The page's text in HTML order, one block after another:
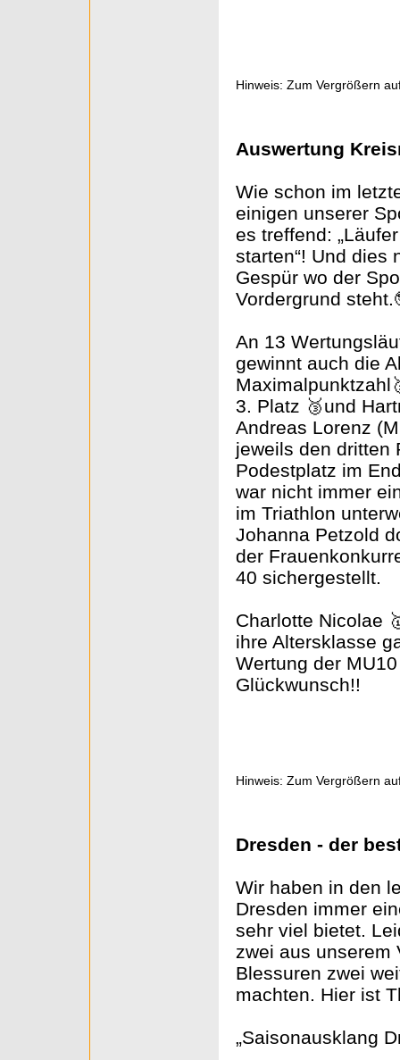
Hinweis: Zum Vergrößern
Auswertung
Wie schon im
einigen unserer
es treffend:
starten“! Und dies
Gespür wo der
Vordergrund
An 13
gewinnt auch die
3. Platz 🥉und
Andreas Lorenz
jeweils den dritten
Podestplatz im
war nicht immer
im Triathlon
Johanna Petzold
der
40 sichergestellt.
Charlotte Nicolae
ihre Altersklasse
Wertung der
Glückwunsch!!
Hinweis: Zum Vergrößern
Dresden - der
Wir haben in den
Dresden immer
sehr viel bietet.
zwei aus unserem
Blessuren zwei
machten. Hier ist
„Saisonausklang